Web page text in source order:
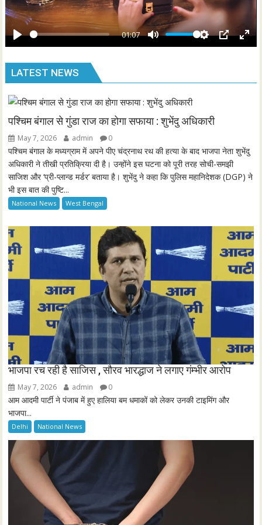
e
e
P
l
a
01:07
M
S
n
s
P
E
l
s
e
n
l
a
y
LATEST NEWS
पश्चिम बंगाल से गुंडा राज का होगा सफाया : शुभेंदु अधिकारी
May 7, 2026 admin 0
पश्चिम बंगाल के मध्यग्राम में अपने पीए चंद्रनाथ रथ की हत्या के बाद भाजपा नेता शुभेंदु
अधिकारी ने तीखी प्रतिक्रिया दी है। उन्होंने इस घटना को पूरी तरह सोची-समझी
साजिश और ‘प्री-प्लान्ड मर्डर’ बताया है। शुभेंदु ने कहा कि पुलिस महानिदेशक (DGP) ने
भी इस बात की पुष्टि...
National News West Bengal
भाजपा रच रही है साजिस , सौरव भारद्धाज ने लगाए गंम्भीर आरोप
May 7, 2026 admin 0
आम आदमी पार्टी ने पंजाब में हुए हालिया बम धमाकों को लेकर उनकी टाइमिंग और
भाजपा...
Delhi National News